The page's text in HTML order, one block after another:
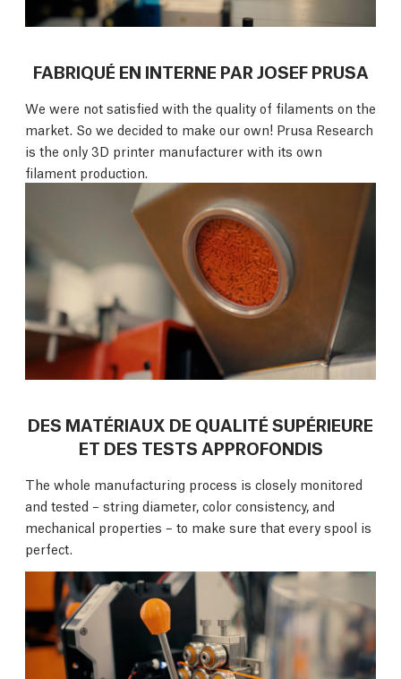
FABRIQUÉ EN INTERNE PAR JOSEF PRUSA
We were not satisfied with the quality of filaments on the
market. So we decided to make our own! Prusa Research
is the only 3D printer manufacturer with its own
filament production.
DES MATÉRIAUX DE QUALITÉ SUPÉRIEURE
ET DES TESTS APPROFONDIS
The whole manufacturing process is closely monitored
and tested – string diameter, color consistency, and
mechanical properties – to make sure that every spool is
perfect.